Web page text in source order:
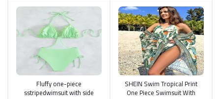
أضف إلى السلة
SHEIN Swim Tropical Print
One Piece Swimsuit With
أضف إلى السلة
Fluffy one-piece
sstripedwimsuit with side